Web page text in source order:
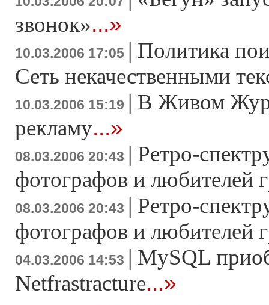
звонок»...»
10.03.2006 17:05 | Политика
Сеть некачественными
10.03.2006 15:19 | В Живом
рекламу...»
08.03.2006 20:43 | Ретро-
фотографов и любителей
08.03.2006 20:43 | Ретро-
фотографов и любителей
04.03.2006 14:53 | MySQL
Netfrastracture...»